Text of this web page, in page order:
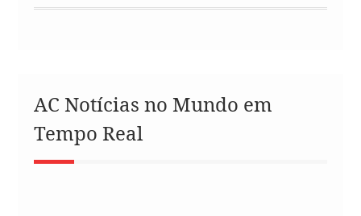
AC Notícias no Mundo em
Tempo Real